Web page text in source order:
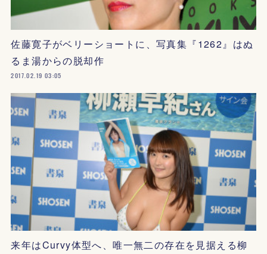
佐藤寛子がベリーショートに、写真集『1262』はぬ
るま湯からの脱却作
2017.02.19 03:05
来年はCurvy体型へ、唯一無二の存在を見据える柳